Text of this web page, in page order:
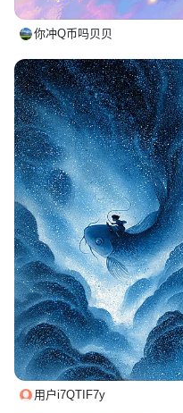
你冲Q币吗贝贝
用户i7QTIF7y